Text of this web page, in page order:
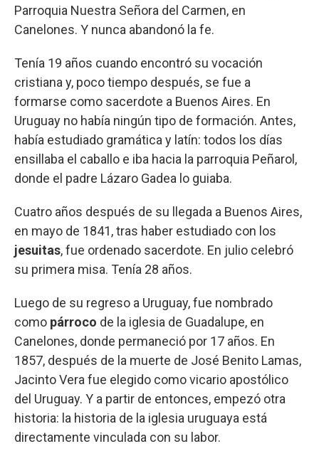
Parroquia Nuestra Señora del Carmen, en
Canelones. Y nunca abandonó la fe.
Tenía 19 años cuando encontró su vocación
cristiana y, poco tiempo después, se fue a
formarse como sacerdote a Buenos Aires. En
Uruguay no había ningún tipo de formación. Antes,
había estudiado gramática y latín: todos los días
ensillaba el caballo e iba hacia la parroquia Peñarol,
donde el padre Lázaro Gadea lo guiaba.
Cuatro años después de su llegada a Buenos Aires,
en mayo de 1841, tras haber estudiado con los
jesuitas, fue ordenado sacerdote. En julio celebró
su primera misa. Tenía 28 años.
Luego de su regreso a Uruguay, fue nombrado
como párroco de la iglesia de Guadalupe, en
Canelones, donde permaneció por 17 años. En
1857, después de la muerte de José Benito Lamas,
Jacinto Vera fue elegido como vicario apostólico
del Uruguay. Y a partir de entonces, empezó otra
historia: la historia de la iglesia uruguaya está
directamente vinculada con su labor.